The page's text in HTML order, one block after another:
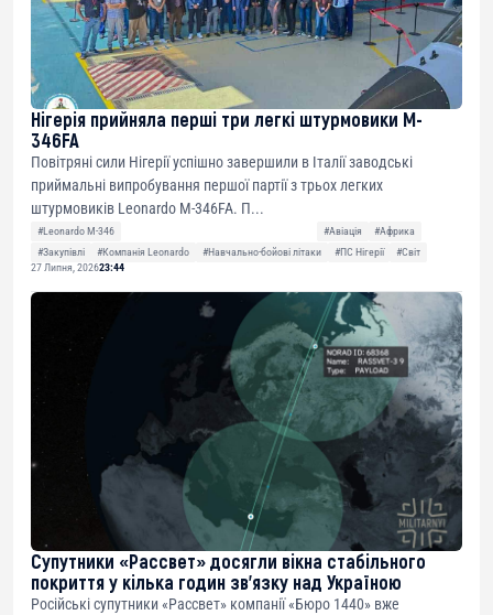
Нігерія прийняла перші три легкі штурмовики M-
346FA
Повітряні сили Нігерії успішно завершили в Італії заводські
приймальні випробування першої партії з трьох легких
штурмовиків Leonardo M-346FA. П...
#Leonardo M-346 #Авіація
#Африка
#Закупівлі
#Компанія Leonardo #Навчально-бойові літаки #ПС Нігерії
#Світ
27 Липня, 202623:44
Супутники «Рассвет» досягли вікна стабільного
покриття у кілька годин зв’язку над Україною
Російські супутники «Рассвет» компанії «Бюро 1440» вже